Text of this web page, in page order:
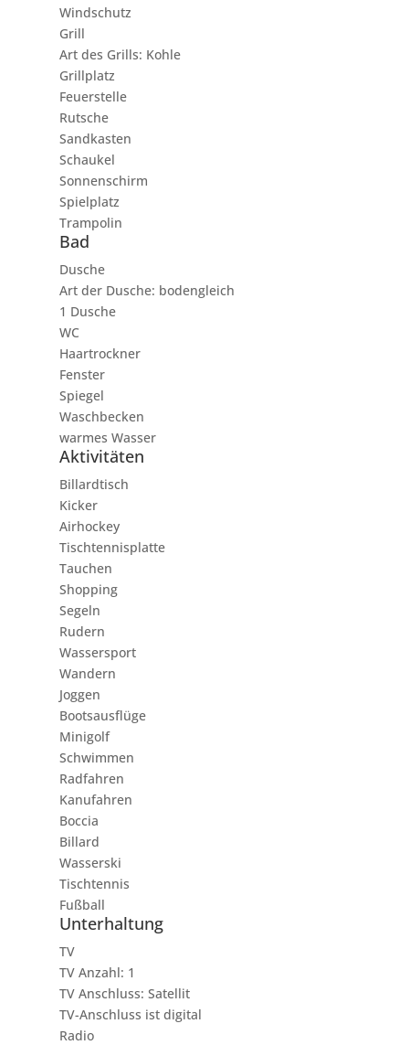
Windschutz
Grill
Art des Grills: Kohle
Grillplatz
Feuerstelle
Rutsche
Sandkasten
Schaukel
Sonnenschirm
Spielplatz
Trampolin
Bad
Dusche
Art der Dusche: bodengleich
1 Dusche
WC
Haartrockner
Fenster
Spiegel
Waschbecken
warmes Wasser
Aktivitäten
Billardtisch
Kicker
Airhockey
Tischtennisplatte
Tauchen
Shopping
Segeln
Rudern
Wassersport
Wandern
Joggen
Bootsausflüge
Minigolf
Schwimmen
Radfahren
Kanufahren
Boccia
Billard
Wasserski
Tischtennis
Fußball
Unterhaltung
TV
TV Anzahl: 1
TV Anschluss: Satellit
TV-Anschluss ist digital
Radio